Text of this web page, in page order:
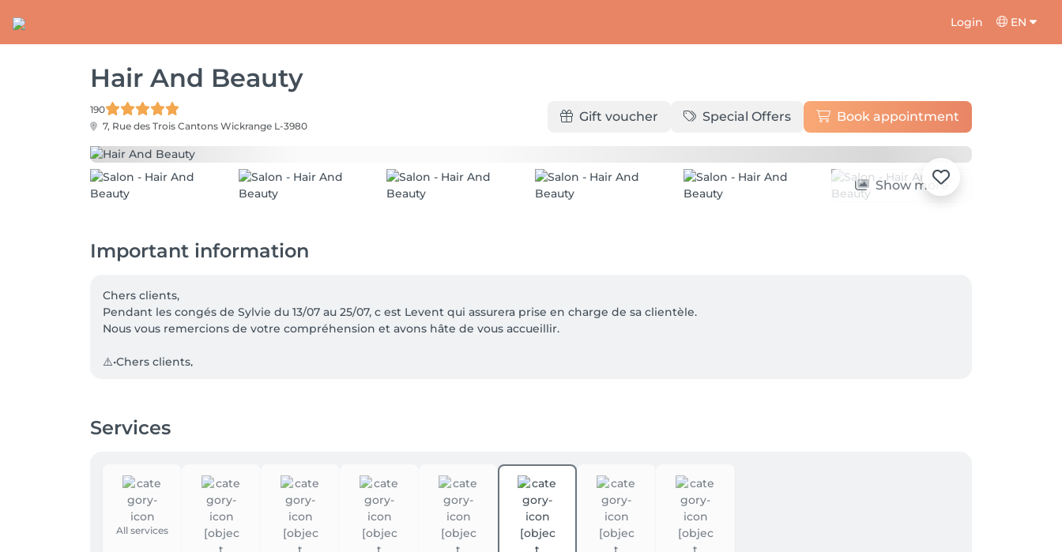
Login EN
Hair And Beauty
190
7, Rue des Trois Cantons Wickrange L-3980
Gift voucher Special Offers Book appointment
Show more
Important information
Chers clients,
Pendant les congés de Sylvie du 13/07 au 25/07, c est Levent qui assurera prise en charge de sa clientèle.
Nous vous remercions de votre compréhension et avons hâte de vous accueillir.
⚠️•Chers clients,
⚠️• Chères nouvelles clientes,
par salonkee, nous attirons votre attention sur le fait que pour le moment le planning d’Ophélie et Sarah n’ont plus de disponibilités pour les
nouvelles clientes pour le moment.
Merci de votre compréhension et à très bientôt.
✨•Un évènement en vue? (mariage, communion, baptême, anniversaire, soirée,...)
Hair and Beauty est à l'écoute de sa clientèle, pour vous sublimer le jour J
Services
All services